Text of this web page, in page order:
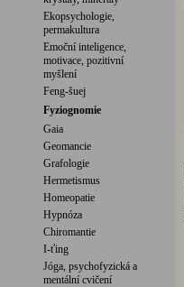
Ekopsychologie,
permakultura
Emoční inteligence,
motivace, pozitivní
myšlení
Feng-šuej
Fyziognomie
Gaia
Geomancie
Grafologie
Hermetismus
Homeopatie
Hypnóza
Chiromantie
I-ťing
Jóga, psychofyzická a
mentální cvičení